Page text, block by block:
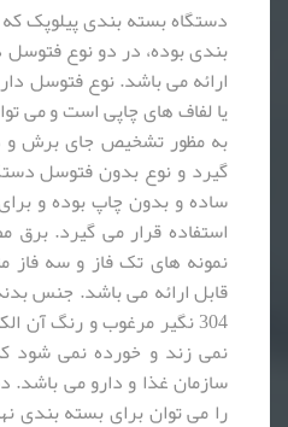
دستگاه بسته بندی پیلوپک
بندی بوده، در دو نوع
ارائه می باشد. نوع فتوسل
یا لفاف های چاپی است و می
به مظور تشخیص جای برش و
گیرد و نوع بدون فتوسل
ساده و بدون چاپ بوده و
استفاده قرار می گیرد.
نمونه های تک فاز و سه
قابل ارائه می باشد. جنس
304 نگیر مرغوب و رنگ آن
نمی زند و خورده نمی شود
سازمان غذا و دارو می باشد.
را می توان برای بسته بندی